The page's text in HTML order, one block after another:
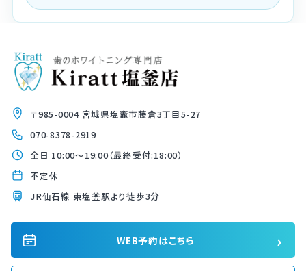
〒985-0004 宮城県塩竈市藤倉3丁目5-27
070-8378-2919
全日 10:00〜19:00（最終受付:18:00）
不定休
JR仙石線 東塩釜駅より徒歩3分
WEB予約はこちら ›